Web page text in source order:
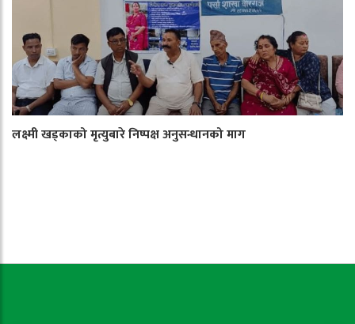
लक्ष्मी खड्काको मृत्युबारे निष्पक्ष अनुसन्धानको माग